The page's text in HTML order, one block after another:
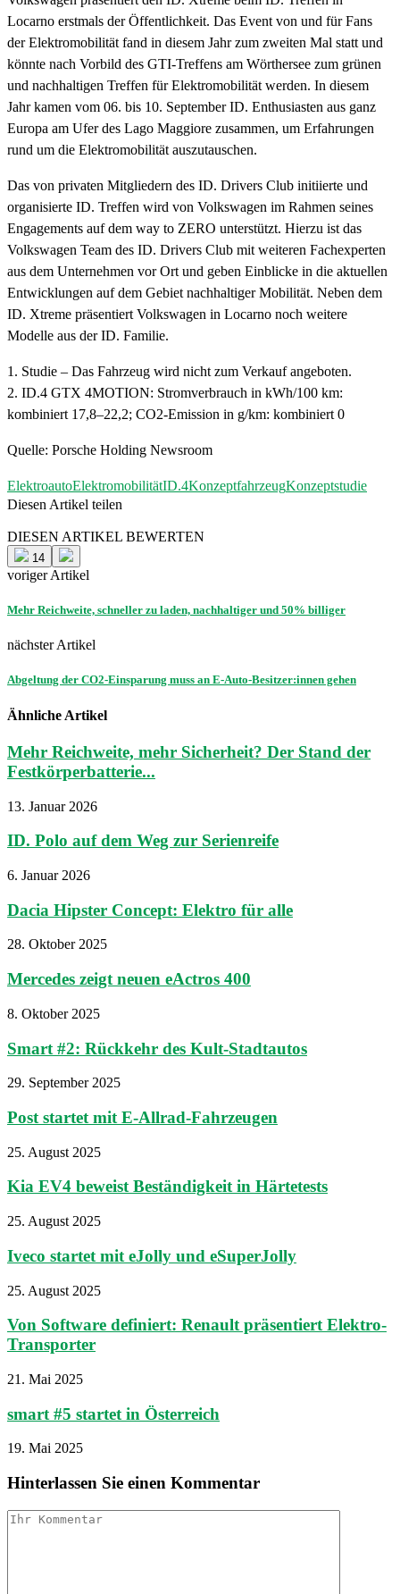
Locarno erstmals der Öffentlichkeit. Das Event von und für Fans
der Elektromobilität fand in diesem Jahr zum zweiten Mal statt und
könnte nach Vorbild des GTI-Treffens am Wörthersee zum grünen
und nachhaltigen Treffen für Elektromobilität werden. In diesem
Jahr kamen vom 06. bis 10. September ID. Enthusiasten aus ganz
Europa am Ufer des Lago Maggiore zusammen, um Erfahrungen
rund um die Elektromobilität auszutauschen.
Das von privaten Mitgliedern des ID. Drivers Club initiierte und
organisierte ID. Treffen wird von Volkswagen im Rahmen seines
Engagements auf dem way to ZERO unterstützt. Hierzu ist das
Volkswagen Team des ID. Drivers Club mit weiteren Fachexperten
aus dem Unternehmen vor Ort und geben Einblicke in die aktuellen
Entwicklungen auf dem Gebiet nachhaltiger Mobilität. Neben dem
ID. Xtreme präsentiert Volkswagen in Locarno noch weitere
Modelle aus der ID. Familie.
1. Studie – Das Fahrzeug wird nicht zum Verkauf angeboten.
2. ID.4 GTX 4MOTION: Stromverbrauch in kWh/100 km:
kombiniert 17,8–22,2; CO2-Emission in g/km: kombiniert 0
Quelle: Porsche Holding Newsroom
ElektroautoElektromobilitätID.4KonzeptfahrzeugKonzeptstudie
Diesen Artikel teilen
DIESEN ARTIKEL BEWERTEN
14
voriger Artikel
Mehr Reichweite, schneller zu laden, nachhaltiger und 50% billiger
nächster Artikel
Abgeltung der CO2-Einsparung muss an E-Auto-Besitzer:innen gehen
Ähnliche Artikel
Mehr Reichweite, mehr Sicherheit? Der Stand der
Festkörperbatterie...
13. Januar 2026
ID. Polo auf dem Weg zur Serienreife
6. Januar 2026
Dacia Hipster Concept: Elektro für alle
28. Oktober 2025
Mercedes zeigt neuen eActros 400
8. Oktober 2025
Smart #2: Rückkehr des Kult-Stadtautos
29. September 2025
Post startet mit E-Allrad-Fahrzeugen
25. August 2025
Kia EV4 beweist Beständigkeit in Härtetests
25. August 2025
Iveco startet mit eJolly und eSuperJolly
25. August 2025
Von Software definiert: Renault präsentiert Elektro-
Transporter
21. Mai 2025
smart #5 startet in Österreich
19. Mai 2025
Hinterlassen Sie einen Kommentar